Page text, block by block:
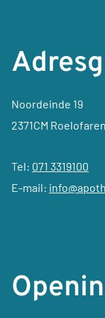
Noordeinde 19
2371CM
Tel: 071 3319100
E-mail: